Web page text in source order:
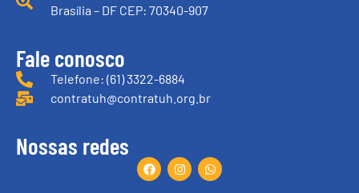
Brasília – DF CEP: 70340-907
Fale conosco
Telefone: (61) 3322-6884
contratuh@contratuh.org.br
Nossas redes